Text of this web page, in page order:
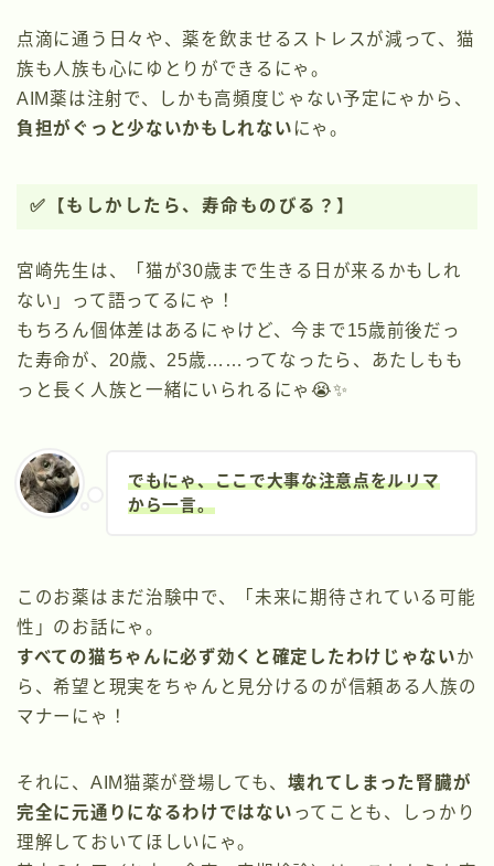
点滴に通う日々や、薬を飲ませるストレスが減って、猫
族も人族も心にゆとりができるにゃ。
AIM薬は注射で、しかも高頻度じゃない予定にゃから、
負担がぐっと少ないかもしれない にゃ。
✅【もしかしたら、寿命ものびる？】
宮崎先生は、「猫が30歳まで生きる日が来るかもしれ
ない」って語ってるにゃ！
もちろん個体差はあるにゃけど、今まで15歳前後だっ
た寿命が、20歳、25歳……ってなったら、あたしもも
っと長く人族と一緒にいられるにゃ😭✨
でもにゃ、ここで大事な注意点をルリマ
から一言。
このお薬はまだ治験中で、「未来に期待されている可能
性」のお話にゃ。
すべての猫ちゃんに必ず効くと確定したわけじゃないか
ら、希望と現実をちゃんと見分けるのが信頼ある人族の
マナーにゃ！
それに、AIM猫薬が登場しても、壊れてしまった腎臓が
完全に元通りになるわけではない ってことも、しっかり
理解しておいてほしいにゃ。